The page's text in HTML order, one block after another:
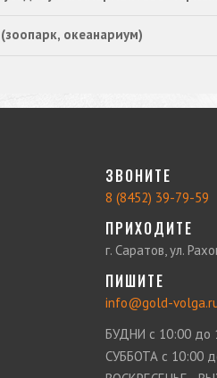
океанариум)
ЗВОНИТЕ
8 (8452) 39-79-59
ПРИХОДИТЕ
г. Саратов, ул.
ПИШИТЕ
info@gold-
БУДНИ с 10:00 до
СУББОТА с 10:00